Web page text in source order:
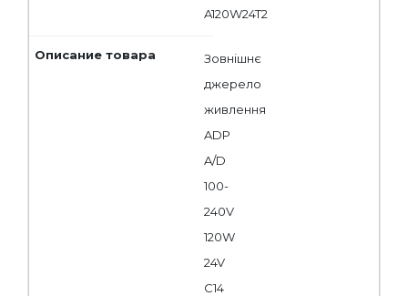
A120W24T2
Зовнішнє
джерело
живлення
ADP
A/D
100-
240V
120W
24V
C14